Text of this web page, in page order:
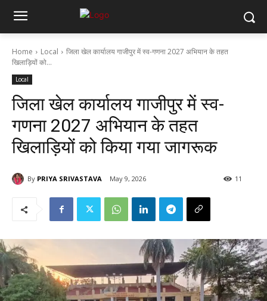
Home Local
जिला खेल कार्यालय गाजीपुर में स्व-गणना 2027 अभियान के तहत
खिलाड़ियों को...
Local
जिला खेल कार्यालय गाजीपुर में स्व-
गणना 2027 अभियान के तहत
खिलाड़ियों को किया गया जागरूक
By PRIYA SRIVASTAVA May 9, 2026 11